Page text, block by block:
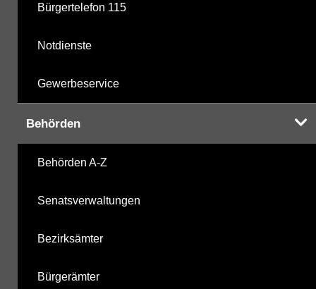
Bürgertelefon 115
Notdienste
Gewerbeservice
Behörden
Behörden A-Z
Senatsverwaltungen
Bezirksämter
Bürgerämter